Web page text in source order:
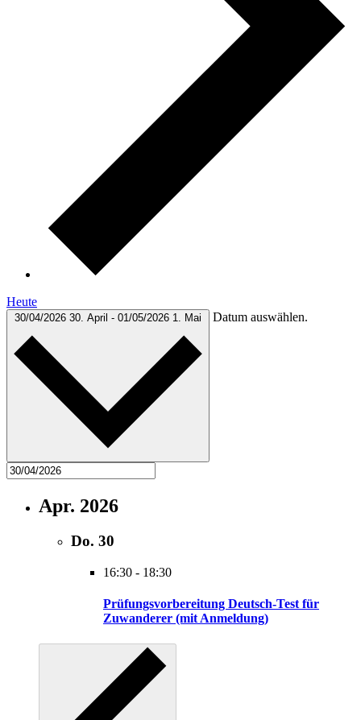
Heute
30/04/2026 30. April - 01/05/2026 1. Mai Datum auswählen.
Apr. 2026
Do. 30
16:30 - 18:30
Prüfungsvorbereitung Deutsch-Test für
Zuwanderer (mit Anmeldung)